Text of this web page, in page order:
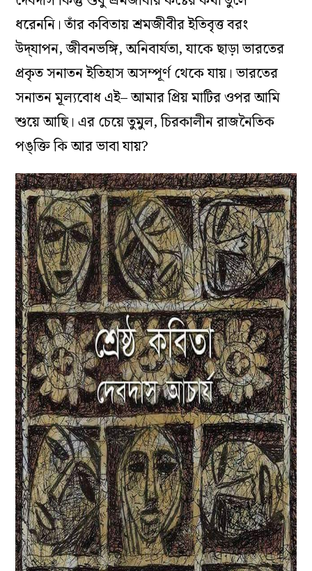
ধরেননি। তাঁর কবিতায় শ্রমজীবীর ইতিবৃত্ত বরং
উদ্‌যাপন, জীবনভঙ্গি, অনিবার্যতা, যাকে ছাড়া ভারতের
প্রকৃত সনাতন ইতিহাস অসম্পূর্ণ থেকে যায়। ভারতের
সনাতন মূল্যবোধ এই– আমার প্রিয় মাটির ওপর আমি
শুয়ে আছি। এর চেয়ে তুমুল, চিরকালীন রাজনৈতিক
পঙ্‌ক্তি কি আর ভাবা যায়?